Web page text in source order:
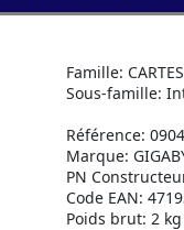
Famille:
Sous-famille:
Référence:
Marque:
PN
Code EAN:
Poids brut: 2 kg